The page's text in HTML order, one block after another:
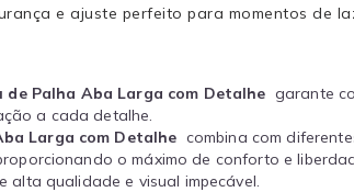
e ajuste perfeito para momentos de
de Palha Aba Larga com Detalhe garante
a cada detalhe.
Larga com Detalhe combina com
o máximo de conforto e
qualidade e visual impecável.